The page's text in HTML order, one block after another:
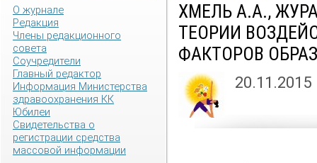
О журнале
Редакция
Члены редакционного
совета
Соучредители
Главный редактор
Информация Министерства
здравоохранения КК
Юбилеи
Свидетельства о
регистрации средства
массовой информации
ХМЕЛЬ А.А.,
ТЕОРИИ
ФАКТОРОВ
20.11.2015